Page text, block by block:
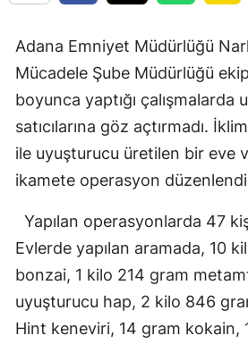
Adana Emniyet Müdürlüğü
Mücadele Şube Müdürlüğü
boyunca yaptığı çalışmalarda
satıcılarına göz açtırmadı.
ile uyuşturucu üretilen bir eve
ikamete operasyon
Yapılan operasyonlarda 47
Evlerde yapılan aramada, 10
bonzai, 1 kilo 214 gram
uyuşturucu hap, 2 kilo 846
Hint keneviri, 14 gram kokain,